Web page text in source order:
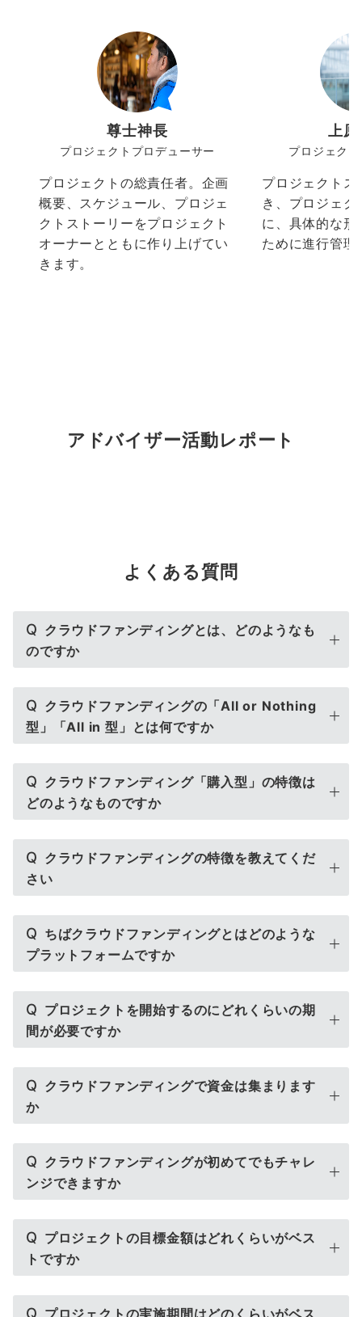
尊士神長
プロジェクトプロデューサー
プロジェクトの総責任者。企画
概要、スケジュール、プロジェ
クトストーリーをプロジェクト
オーナーとともに作り上げてい
きます。
上
プロジェク
プロジェクト
き、プロジェ
に、具体的な
ために進行管
アドバイザー活動レポート
よくある質問
Q クラウドファンディングとは、どのようなも
のですか
Q クラウドファンディングの「All or Nothing
型」「All in 型」とは何ですか
Q クラウドファンディング「購入型」の特徴は
どのようなものですか
Q クラウドファンディングの特徴を教えてくだ
さい
Q ちばクラウドファンディングとはどのような
プラットフォームですか
Q プロジェクトを開始するのにどれくらいの期
間が必要ですか
Q クラウドファンディングで資金は集まります
か
Q クラウドファンディングが初めてでもチャレ
ンジできますか
Q プロジェクトの目標金額はどれくらいがベス
トですか
Q